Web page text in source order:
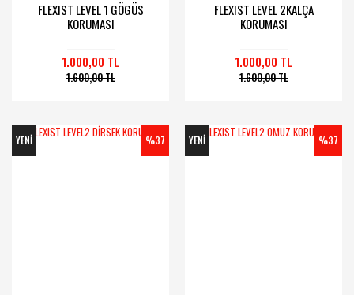
FLEXIST LEVEL 1 GÖGÜS
KORUMASI
1.000,00 TL
1.600,00 TL
FLEXIST LEVEL 2KALÇA
KORUMASI
1.000,00 TL
1.600,00 TL
YENİ %37 YENİ %37